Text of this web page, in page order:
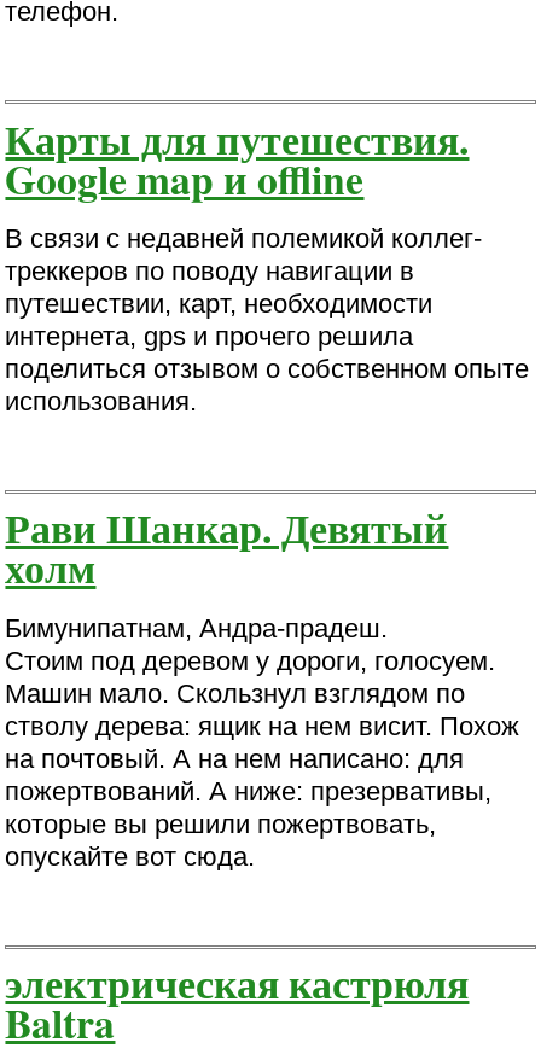
телефон.
Карты для путешествия.
Google map и offline
В связи с недавней полемикой коллег-
треккеров по поводу навигации в
путешествии, карт, необходимости
интернета, gps и прочего решила
поделиться отзывом о собственном опыте
использования.
Рави Шанкар. Девятый
холм
Бимунипатнам, Андра-прадеш.
Стоим под деревом у дороги, голосуем.
Машин мало. Скользнул взглядом по
стволу дерева: ящик на нем висит. Похож
на почтовый. А на нем написано: для
пожертвований. А ниже: презервативы,
которые вы решили пожертвовать,
опускайте вот сюда.
электрическая кастрюля
Baltra